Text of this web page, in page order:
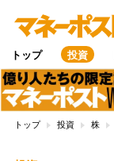
トップ 投資
トップ 投資 株